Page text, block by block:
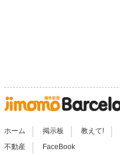
ホーム 掲示板 教えて!
不動産 FaceBook